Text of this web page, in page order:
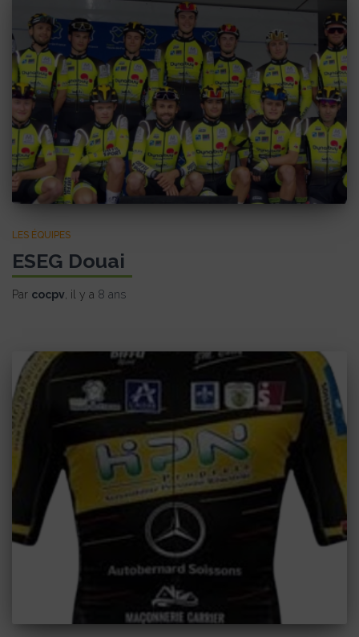
LES ÉQUIPES
ESEG Douai
Par cocpv , il y a 8 ans